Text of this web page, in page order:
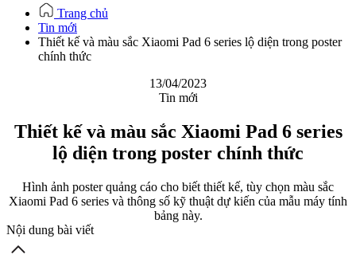
Trang chủ
Tin mới
Thiết kế và màu sắc Xiaomi Pad 6 series lộ diện trong poster
chính thức
13/04/2023
Tin mới
Thiết kế và màu sắc Xiaomi Pad 6 series
lộ diện trong poster chính thức
Hình ảnh poster quảng cáo cho biết thiết kế, tùy chọn màu sắc
Xiaomi Pad 6 series và thông số kỹ thuật dự kiến của mẫu máy tính
bảng này.
Nội dung bài viết